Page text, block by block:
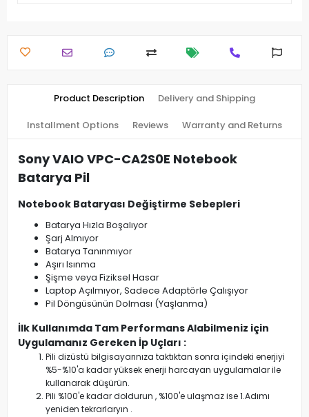
Product Description Delivery and Shipping
Installment Options Reviews Warranty and Returns
Sony VAIO VPC-CA2S0E Notebook
Batarya Pil
Notebook Bataryası Değiştirme Sebepleri
Batarya Hızla Boşalıyor
Şarj Almıyor
Batarya Tanınmıyor
Aşırı Isınma
Şişme veya Fiziksel Hasar
Laptop Açılmıyor, Sadece Adaptörle Çalışıyor
Pil Döngüsünün Dolması (Yaşlanma)
İlk Kullanımda Tam Performans Alabilmeniz için
Uygulamanız Gereken İp Uçları :
Pili dizüstü bilgisayarınıza taktıktan sonra içindeki enerjiyi
%5-%10'a kadar yüksek enerji harcayan uygulamalar ile
kullanarak düşürün.
Pili %100'e kadar doldurun , %100'e ulaşmaz ise 1.Adımı
yeniden tekrarlaryın .